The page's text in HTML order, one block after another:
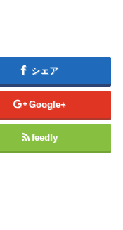
シェア
Google+
feedly